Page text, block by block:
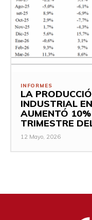
INFORMES
LA
INDUSTRIAL
AUMENTÓ 10%
TRIMESTRE
12 Mayo, 2026